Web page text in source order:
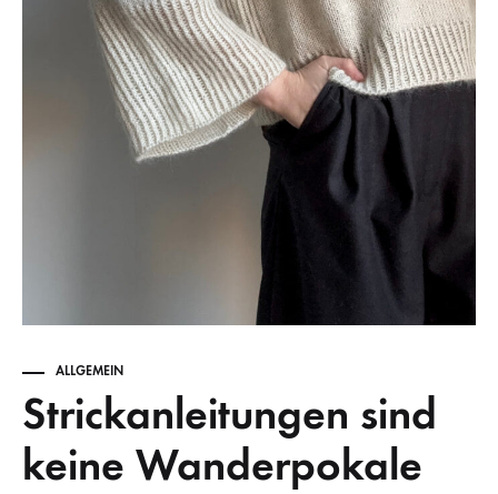
ALLGEMEIN
Strickanleitungen sind
keine Wanderpokale